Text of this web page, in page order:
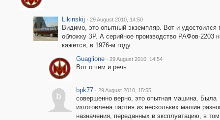
Likinskij · 29 August 2010, 14:50
Видимо, это опытный экземпляр. Вот и удостоился
обложку ЗР. А серийное производство РАФов-2203
кажется, в 1976-м году.
Guaglione · 29 August 2010, 14:54
Вот о чём и речь...
b
bpk77 · 29 August 2010, 15:55
совершенно верно, это опытная машина. Была
изготовлена партия из нескольких машин
назначения, переданных в эксплуатацию, в